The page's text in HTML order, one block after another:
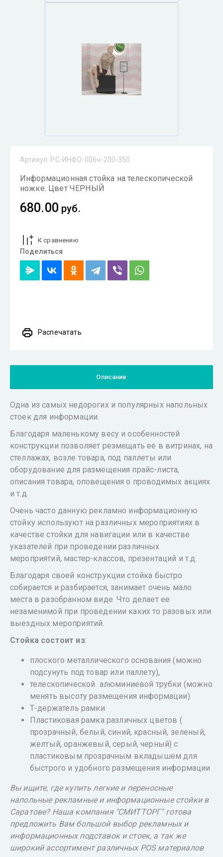
Артикул: РС-ИНФО-006ч-230-350
Информационная стойка на телескопической
ножке. Цвет ЧЕРНЫЙ
680.00 руб.
К сравнению
Поделиться
Распечатать
Описание
Одна из самых недорогих и популярных напольных
стоек для информации.
Благодаря маленькому весу и особенностей
конструкции позволяет резмещать ее в витринах, на
стеллажах, возле товара, под паллеты или
оборудование для размещения прайс-листа,
описания товара, оповещения о проводимых акциях
и т.д.
Очень часто данную рекламно информационную
стойку используют на различных мероприятиях в
качестве стойки для навигации или в качестве
указателей при проведении различных
мероприятий, мастер-классов, презентаций и т.д.
Благодаря своей конструкции стойка быстро
собирается и разбирается, занимает очень мало
места в разобранном виде. Что делает ее
незаменимой при проведении каких то разовых или
выездных мероприятий.
Стойка состоит из:
плоского металлического основания (можно
подсунуть под товар или паллету),
телескопической алюминиевой трубки (можно
менять высоту размещения информации)
Т-держатель рамки
Пластиковая рамка различных цветов (
прозрачный, белый, синий, красный, зеленый,
желтый, оранжевый, серый, черный) с
пластиковым прозрачным вкладышем для
быстрого и удобного размещения информации
Вы ищите, где купить легкие и переносные
напольные рекламные и информационные стойки в
Саратове? Наша компания "СМИТТОРГ" готова
предложить Вам большой выбор рекламных и
информационных подставок и стоек, а так же
широкий ассортимент различных POS материалов